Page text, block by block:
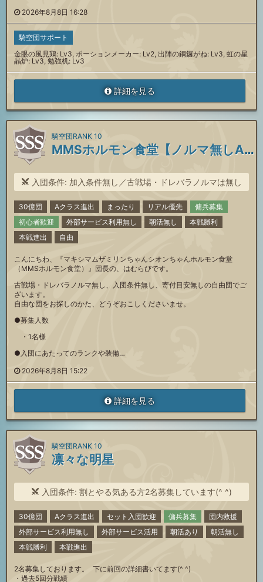
2026年8月8日 16:28
騎空団サポート
金眼の風見鶏: Lv3, ポーションメーカー: Lv2, 出陣の銅鑼がね: Lv3, 虹の星
晶炉: Lv3, 勉強机: Lv3
詳細を見る
MMSホルモン食堂【ノルマ無しAクラス団】
騎空団RANK 10
入団条件: 加入条件無し／古戦場・ドレバラノルマは無し
30億団 Aクラス進出 まったり リアル優先
傭兵募集
初心者歓迎
外部サービス利用無し 朝活無し
本戦勝利
本戦進出
自由
こんにちわ、『マキシマムザミリンちゃんシオンちゃんホルモン食堂
（MMSホルモン食堂）』団長の、はむらびです。
古戦場・ドレバラノルマ無し、入団条件無し、寄付目安無しの自由団でご
ざいます。
自由な団をお探しのかた、どうぞおこしくださいませ。
●募集人数
・1名様
●入団にあたってのランクや装備…
2026年8月8日 15:22
詳細を見る
凛々な明星
騎空団RANK 10
入団条件: 割とやる気ある方2名募集しています(^ ^)
30億団 Aクラス進出 セット入団歓迎 傭兵募集
団内救援
外部サービス利用無し
外部サービス活用 朝活あり
朝活無し
本戦勝利
本戦進出
2名募集しております。 下に前回の詳細書いてます(^ ^)
・過去5回分戦績